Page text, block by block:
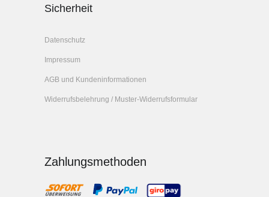
Sicherheit
Datenschutz
Impressum
AGB und Kundeninformationen
Widerrufsbelehrung / Muster-Widerrufsformular
Zahlungsmethoden